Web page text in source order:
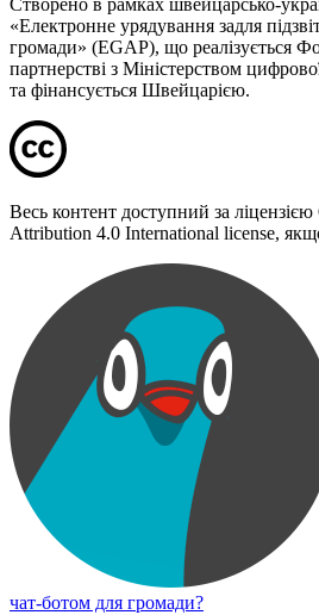
Створено в рамках швейцарсько-
«Електронне урядування задля
громади» (EGAP), що реалізується
партнерстві з Міністерством
та фінансується Швейцарією.
Весь контент доступний за
Attribution 4.0 International license,
чат-ботом для громади?